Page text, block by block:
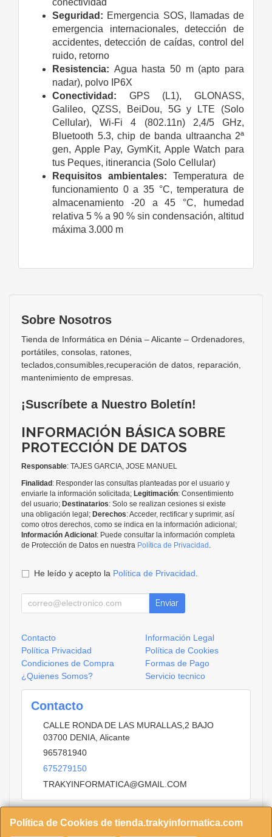
Seguridad: Emergencia SOS, llamadas de
emergencia internacionales, detección de
accidentes, detección de caídas, control del
ruido, retorno
Resistencia: Agua hasta 50 m (apto para
nadar), polvo IP6X
Conectividad: GPS (L1), GLONASS,
Galileo, QZSS, BeiDou, 5G y LTE (Solo
Cellular), Wi-Fi 4 (802.11n) 2,4/5 GHz,
Bluetooth 5.3, chip de banda ultraancha 2ª
gen, Apple Pay, GymKit, Apple Watch para
tus Peques, itinerancia (Solo Cellular)
Requisitos ambientales: Temperatura de
funcionamiento 0 a 35 °C, temperatura de
almacenamiento -20 a 45 °C, humedad
relativa 5 % a 90 % sin condensación, altitud
máxima 3.000 m
Política de Cookies de tienda.trakyinformatica.com
Sobre Nosotros
Tienda de Informática en Dénia – Alicante – Ordenadores,
portátiles, consolas, ratones,
teclados,consumibles,recuperación de datos, reparación,
mantenimiento de empresas.
¡Suscríbete a Nuestro Boletín!
INFORMACIÓN BÁSICA SOBRE
PROTECCIÓN DE DATOS
Responsable: TAJES GARCIA, JOSE MANUEL
Finalidad : Responder las consultas planteadas por el usuario y
enviarle la información solicitada; Legitimación: Consentimiento
del usuario; Destinatarios: Solo se realizan cesiones si existe
una obligación legal; Derechos: Acceder, rectificar y suprimir, así
como otros derechos, como se indica en la información adicional;
Información Adicional : Puede consultar la información completa
de Protección de Datos en nuestra Política de Privacidad
He leído y acepto la Política de Privacidad
Enviar
Contacto
Información Legal
Política Privacidad
Política de Cookies
Condiciones de Compra
Formas de Pago
¿Quienes Somos?
Servicio tecnico
Contacto
CALLE RONDA DE LAS MURALLAS,2 BAJO
03700 DENIA Alicante
965781940
675279150
TRAKYINFORMATICA@GMAIL.COM
Horario